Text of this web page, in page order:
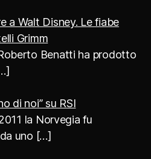
a Walt Disney. Le fiabe
Grimm
Benatti ha prodotto
di noi” su RSI
la Norvegia fu
uno […]